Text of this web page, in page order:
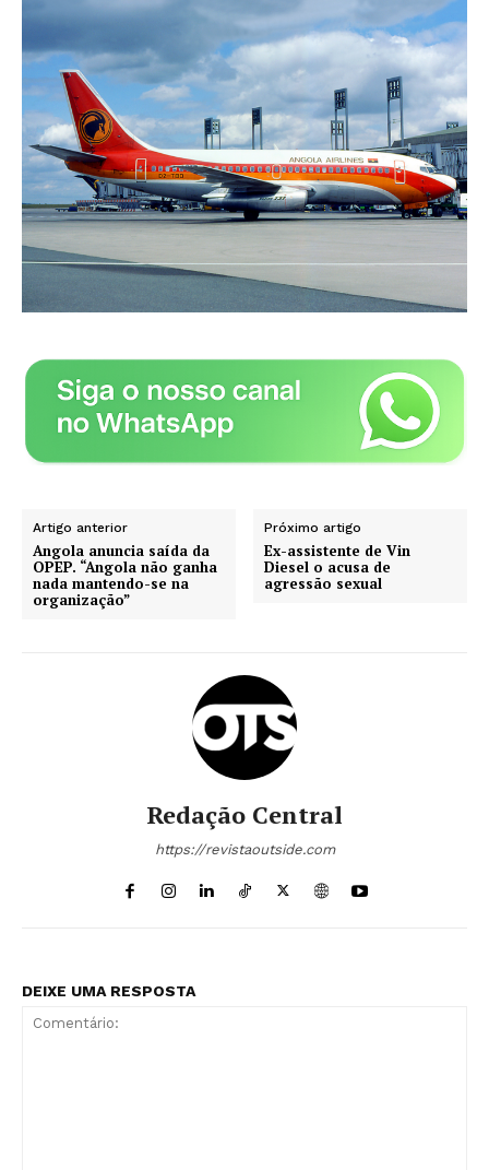
Artigo anterior
Angola anuncia saída da
OPEP. “Angola não ganha
nada mantendo-se na
organização”
Próximo artigo
Ex-assistente de Vin
Diesel o acusa de
agressão sexual
Redação Central
https://revistaoutside.com
DEIXE UMA RESPOSTA